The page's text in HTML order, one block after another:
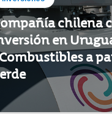
chilena
en
a